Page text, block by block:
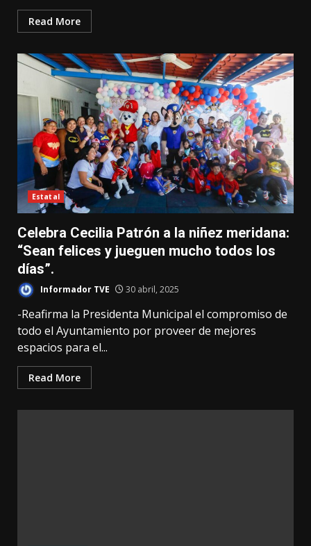
Read More
Estatal
Celebra Cecilia Patrón a la niñez meridana:
“Sean felices y jueguen mucho todos los
días”.
Informador TVE 30 abril, 2025
-Reafirma la Presidenta Municipal el compromiso de
todo el Ayuntamiento por proveer de mejores
espacios para el...
Read More